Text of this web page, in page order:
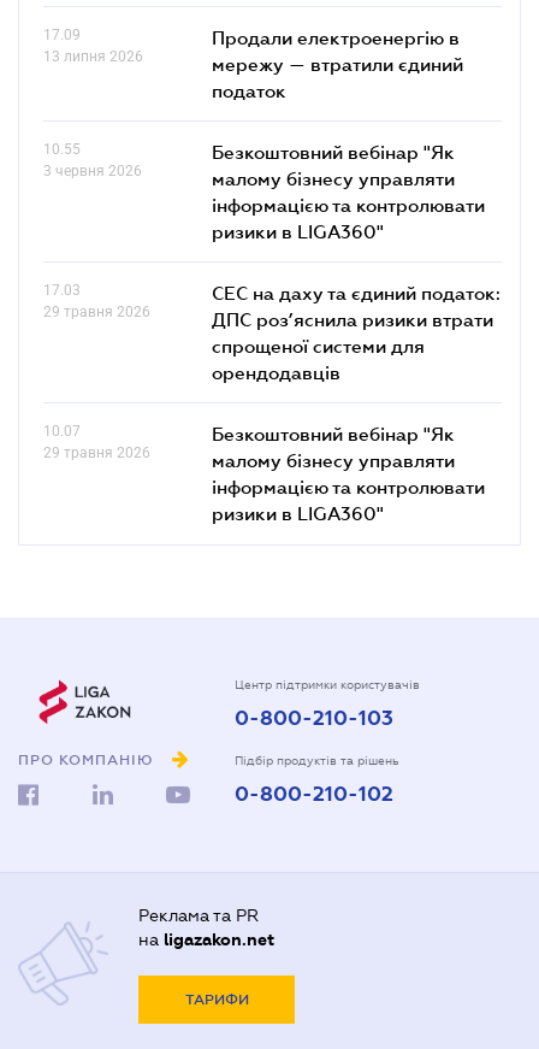
17.09
13 липня 2026
Продали електроенергію в
мережу — втратили єдиний
податок
10.55
3 червня 2026
Безкоштовний вебінар "Як
малому бізнесу управляти
інформацією та контролювати
ризики в LIGA360"
17.03
29 травня 2026
СЕС на даху та єдиний податок:
ДПС роз’яснила ризики втрати
спрощеної системи для
орендодавців
10.07
29 травня 2026
Безкоштовний вебінар "Як
малому бізнесу управляти
інформацією та контролювати
ризики в LIGA360"
ПРО КОМПАНІЮ
Центр підтримки користувачів
0-800-210-103
Підбір продуктів та рішень
0-800-210-102
Реклама та PR
на ligazakon.net
ТАРИФИ